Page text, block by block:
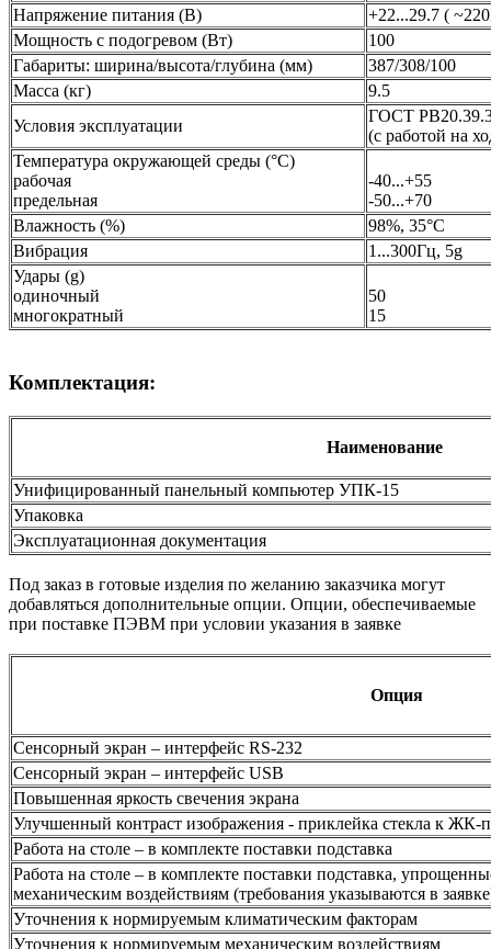
Напряжение питания (В)
+22...29.7 (
Мощность с подогревом (Вт)
100
Габариты: ширина/высота/глубина (мм)
387/308/100
Масса (кг)
9.5
Условия эксплуатации
ГОСТ
(с работой на
Температура окружающей среды (°С)
рабочая
предельная
-40...+55
-50...+70
Влажность (%)
98%, 35°С
Вибрация
1...300Гц, 5g
Удары (g)
одиночный
многократный
50
15
Комплектация:
Наименование
Унифицированный панельный компьютер УПК-15
Упаковка
Эксплуатационная документация
Под заказ в готовые изделия по желанию заказчика могут
добавляться дополнительные опции. Опции, обеспечиваемые
при поставке ПЭВМ при условии указания в заявке
Опция
Сенсорный экран – интерфейс RS-232
Сенсорный экран – интерфейс USB
Повышенная яркость свечения экрана
Улучшенный контраст изображения - приклейка стекла к ЖК-
Работа на столе – в комплекте поставки подставка
Работа на столе – в комплекте поставки подставка,
механическим воздействиям (требования указываются в
Уточнения к нормируемым климатическим факторам
Уточнения к нормируемым механическим воздействиям